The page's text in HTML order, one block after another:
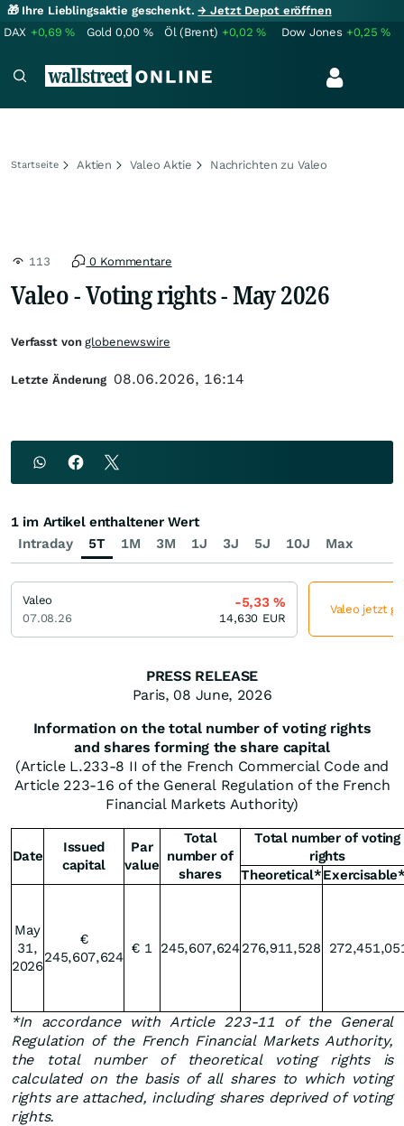
🎁 Ihre Lieblingsaktie geschenkt.→ Jetzt Depot eröffnen
DAX +0,69% Gold 0,00 % Öl (Brent) +0,02% Dow Jones +0,25%
Startseite Aktien Valeo Aktie Nachrichten zu Valeo
113 0 Kommentare
Valeo - Voting rights - May 2026
PRESS RELEASE
Paris, 08 June, 2026
Information on the total number of voting rights
and shares forming the share capital
(Article L.233-8 II of the French Commercial Code and
Article 223-16 of the General Regulation of the French
Financial Markets Authority)
Date
Issued
capital
Par
value
Total
number of
shares
Total number of voting
rights
Theoretical*
May
31,
2026
€
245,607,624
€ 1 245,607,624276,911,528
*In accordance with Article 223-11 of the General
Regulation of the French Financial Markets Authority,
the total number of theoretical voting rights is
calculated on the basis of all shares to which voting
rights are attached, including shares deprived of voting
rights.
Verfasst vonglobenewswire
Letzte Änderung 08.06.2026, 16:14
Intraday 5T 1M 3M 1J 3J 5J 10J Max
1 im Artikel enthaltener Wert
Valeo
07.08.26
-5,33%
14,630 EUR
Valeo jetzt